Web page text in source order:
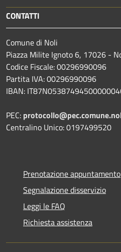
CONTATTI
Comune di Noli
Piazza Milite Ignoto 6, 17026 -
Codice Fiscale: 00296990096
Partita IVA: 00296990096
IBAN:
PEC:
Centralino Unico: 0197499520
Prenotazione appuntamento
Segnalazione disservizio
Leggi le FAQ
Richiesta assistenza